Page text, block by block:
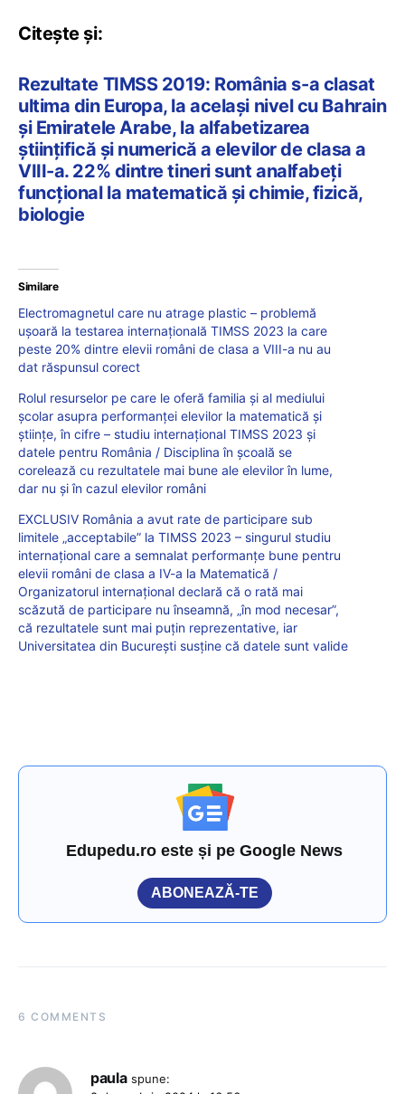
Citește și:
Rezultate TIMSS 2019: România s-a clasat
ultima din Europa, la același nivel cu Bahrain
și Emiratele Arabe, la alfabetizarea
științifică și numerică a elevilor de clasa a
VIII-a. 22% dintre tineri sunt analfabeți
funcțional la matematică și chimie, fizică,
biologie
Similare
Electromagnetul care nu atrage plastic – problemă
ușoară la testarea internațională TIMSS 2023 la care
peste 20% dintre elevii români de clasa a VIII-a nu au
dat răspunsul corect
Rolul resurselor pe care le oferă familia și al mediului
școlar asupra performanței elevilor la matematică și
științe, în cifre – studiu internațional TIMSS 2023 și
datele pentru România / Disciplina în școală se
corelează cu rezultatele mai bune ale elevilor în lume,
dar nu și în cazul elevilor români
EXCLUSIV România a avut rate de participare sub
limitele „acceptabile” la TIMSS 2023 – singurul studiu
internațional care a semnalat performanțe bune pentru
elevii români de clasa a IV-a la Matematică /
Organizatorul internațional declară că o rată mai
scăzută de participare nu înseamnă, „în mod necesar”,
că rezultatele sunt mai puțin reprezentative, iar
Universitatea din București susține că datele sunt valide
Edupedu.ro este și pe Google News
ABONEAZĂ-TE
6 COMMENTS
paula spune: